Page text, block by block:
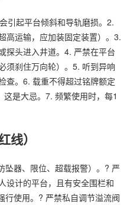
引起平台倾斜和导轨磨损。2.
高运输，应加装固定装置）。3.
探头进入井道。4. 严禁在平台
须刹住万向轮）。5. 听到异响
查。6. 载重不得超过铭牌额定
这是大忌。7. 频繁使用时，每1
线）
坠器、限位、超载报警）。? 严
设计的平台，且有安全围栏和
行使用。? 严禁私自调节溢流阀